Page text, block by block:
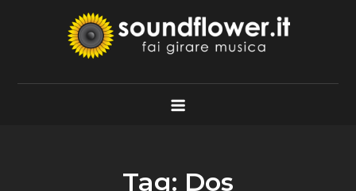
Soundflower.it
Fai Girare Musica
Tag: Dos